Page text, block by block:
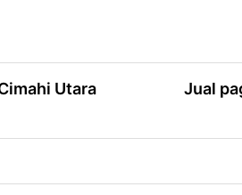
Utara
Jual